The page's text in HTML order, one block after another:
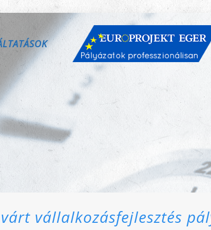
vállalkozásfejlesztés